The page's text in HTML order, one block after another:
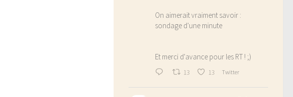
On aimerait vraiment savoir :
sondage d'une minute
Et merci d'avance pour les RT ! ;)
13 13 Twitter